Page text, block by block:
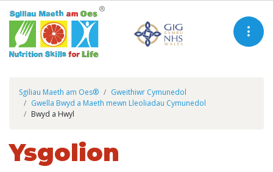
Sgiliau Maeth am Oes®
Gweithiwr Cymunedol
Gwella Bwyd a Maeth mewn Lleoliadau Cymunedol
Bwyd a Hwyl
Ysgolion